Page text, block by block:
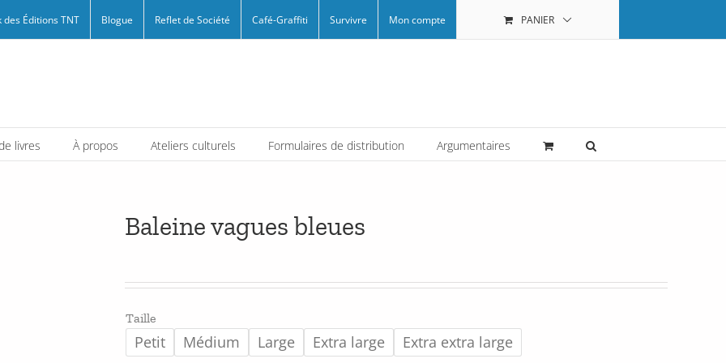
des Éditions TNT Blogue Reflet de Société Café-Graffiti Survivre Mon compte PANIER
livres À propos Ateliers culturels Formulaires de distribution Argumentaires
Baleine vagues bleues
Taille
Petit Médium Large Extra large Extra extra large